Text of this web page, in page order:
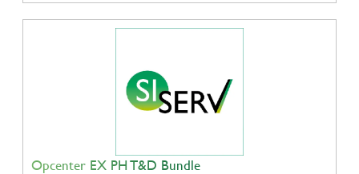
Opcenter EX PH T&D Bundle